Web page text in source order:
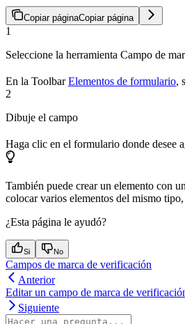
Copiar páginaCopiar página
1
Seleccione la herramienta Campo de
En la ToolbarElementos de formulario,
2
Dibuje el campo
Haga clic en el formulario donde desee
También puede crear un elemento con
colocar varios elementos del mismo
¿Esta página le ayudó?
Si No
Campos de marca de verificación
Anterior
Editar un campo de marca de
Siguiente